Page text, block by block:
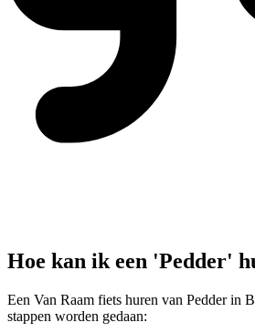
Hoe kan ik een 'Pedder'
Een Van Raam fiets huren van Pedder in
stappen worden gedaan: